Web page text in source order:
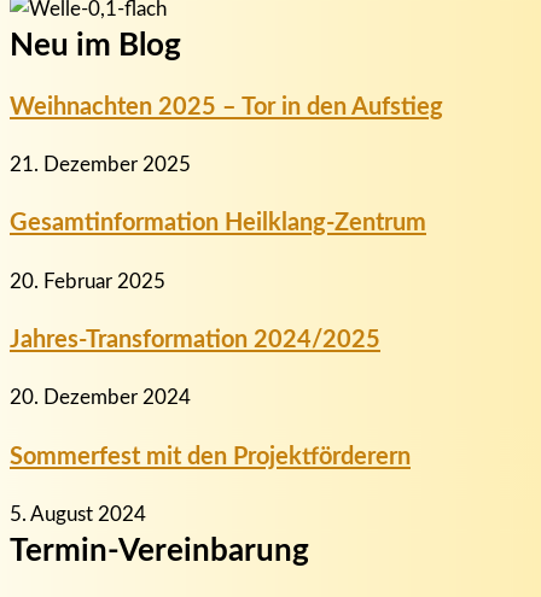
Neu im Blog
Weihnachten 2025 – Tor in den Aufstieg
21. Dezember 2025
Gesamtinformation Heilklang-Zentrum
20. Februar 2025
Jahres-Transformation 2024/2025
20. Dezember 2024
Sommerfest mit den Projektförderern
5. August 2024
Termin-Vereinbarung